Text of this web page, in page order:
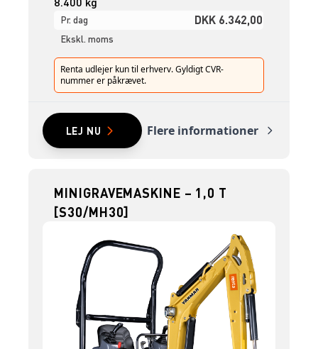
Pr. dag DKK 6.342,00
Ekskl. moms
Renta udlejer kun til erhverv. Gyldigt CVR-
nummer er påkrævet.
LEJ NU Flere informationer
MINIGRAVEMASKINE – 1,0 T
[S30/MH30]